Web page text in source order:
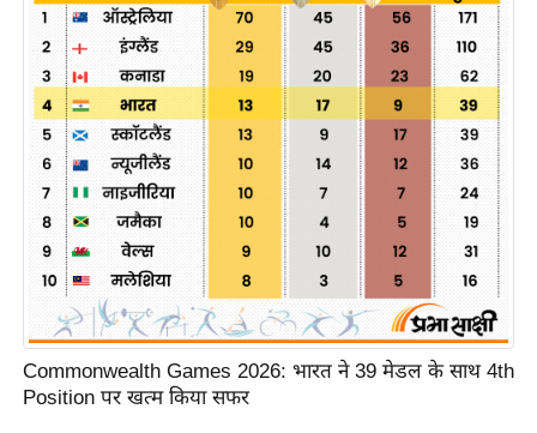
डि
या
सा
हि
त्य
ज
ग
टो
व
र्ल्ड
Commonwealth Games 2026: भारत ने 39 मेडल के साथ 4th
Position पर खत्म किया सफर